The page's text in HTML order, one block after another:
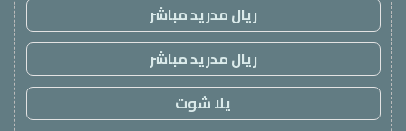
ريال مدريد مباشر
ريال مدريد مباشر
يلا شوت